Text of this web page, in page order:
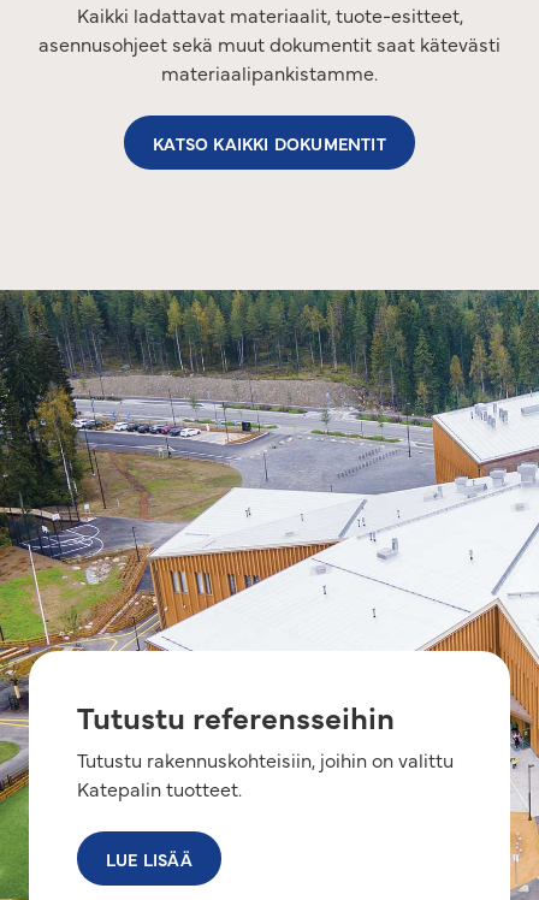
Kaikki ladattavat materiaalit, tuote-esitteet,
asennusohjeet sekä muut dokumentit saat kätevästi
materiaalipankistamme.
KATSO KAIKKI DOKUMENTIT
Tutustu referensseihin
Tutustu rakennuskohteisiin, joihin on valittu
Katepalin tuotteet.
LUE LISÄÄ